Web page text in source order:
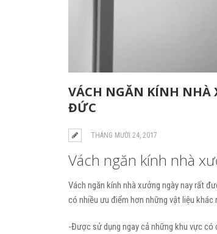
VÁCH NGĂN KÍNH NHÀ
ĐỨC
THÁNG MƯỜI 24, 2017
Vách ngăn kính nhà
Vách ngăn kính nhà xưởng ngày nay rất
có nhiều ưu điểm hơn những vật liệu khác
-Được sử dụng ngay cả những khu vực có